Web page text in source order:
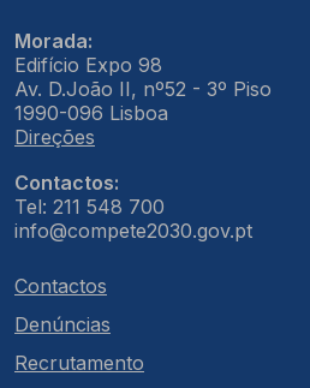
Morada:
Edifício Expo 98
Av. D.João II, nº52 - 3º Piso
1990-096 Lisboa
Direções
Contactos:
Tel: 211 548 700
info@compete2030.gov.pt
Contactos
Denúncias
Recrutamento